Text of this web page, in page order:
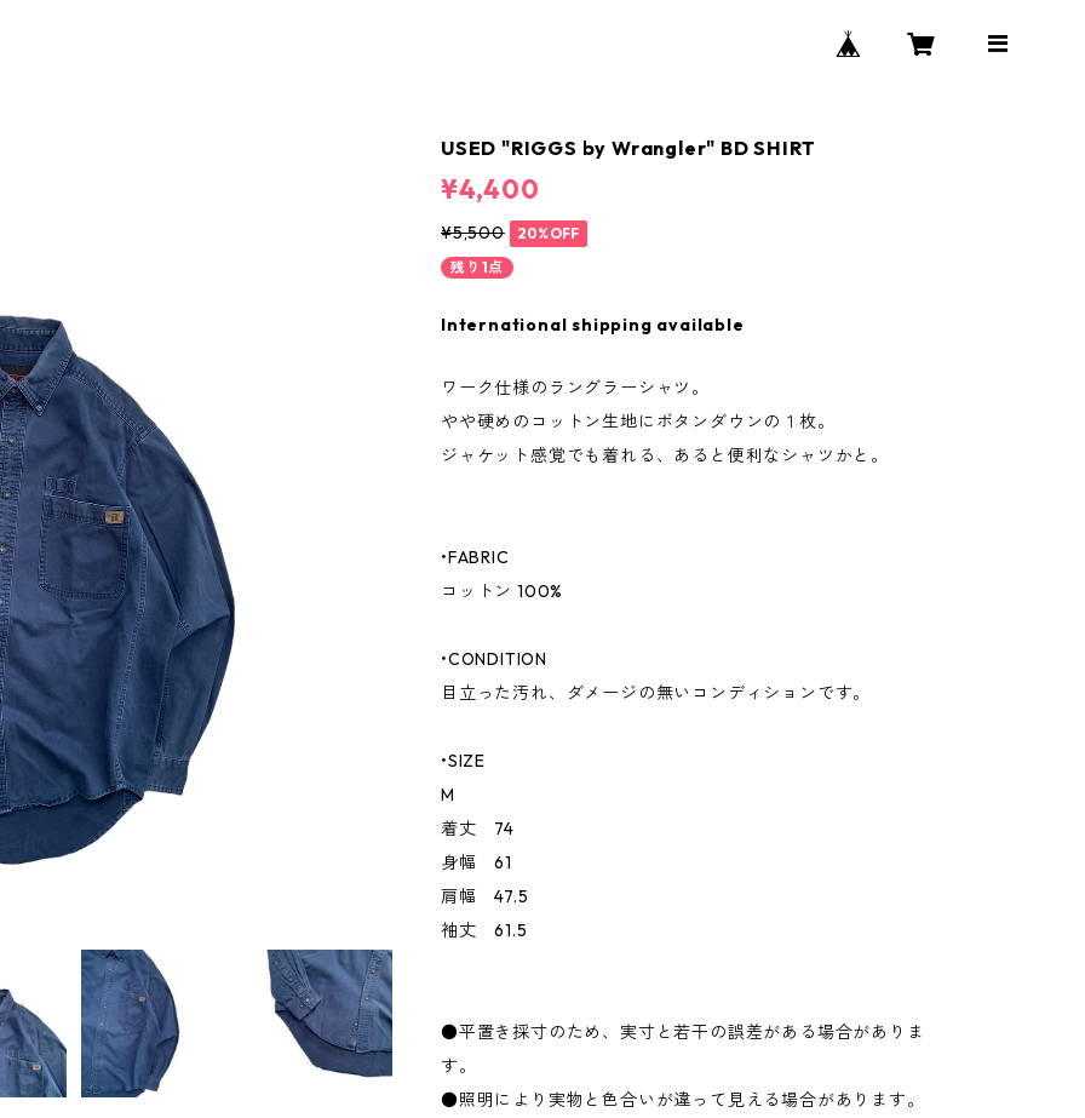
USED "RIGGS by Wrangler" BD SHIRT
¥4,400
¥5,500
20%OFF
残り1点
International shipping available
ワーク仕様のラングラーシャツ。
やや硬めのコットン生地にボタンダウンの１枚。
ジャケット感覚でも着れる、あると便利なシャツかと。
•FABRIC
コットン 100%
•CONDITION
目立った汚れ、ダメージの無いコンディションです。
•SIZE
M
着丈 74
身幅 61
肩幅 47.5
袖丈 61.5
●平置き採寸のため、実寸と若干の誤差がある場合がありま
す。
●照明により実物と色合いが違って見える場合があります。